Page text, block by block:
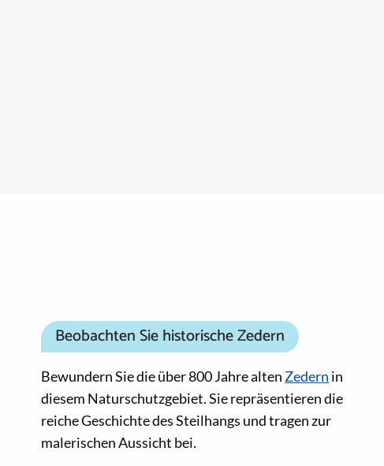
Beobachten Sie historische Zedern
Bewundern Sie die über 800 Jahre alten Zedern in
diesem Naturschutzgebiet. Sie repräsentieren die
reiche Geschichte des Steilhangs und tragen zur
malerischen Aussicht bei.